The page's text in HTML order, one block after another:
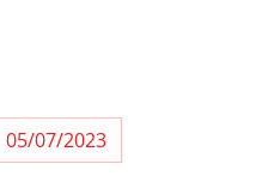
05/07/2023